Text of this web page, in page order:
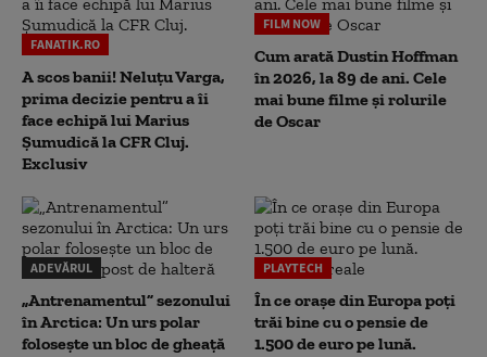
FANATIK.RO
A scos banii! Neluțu Varga,
prima decizie pentru a îi
face echipă lui Marius
Șumudică la CFR Cluj.
Exclusiv
FILM NOW
Cum arată Dustin Hoffman
în 2026, la 89 de ani. Cele
mai bune filme și rolurile
de Oscar
ADEVĂRUL
„Antrenamentul” sezonului
în Arctica: Un urs polar
folosește un bloc de gheață
PLAYTECH
În ce orașe din Europa poți
trăi bine cu o pensie de
1.500 de euro pe lună.